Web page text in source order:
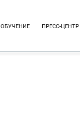
ОБУЧЕНИЕ ПРЕСС-ЦЕНТР